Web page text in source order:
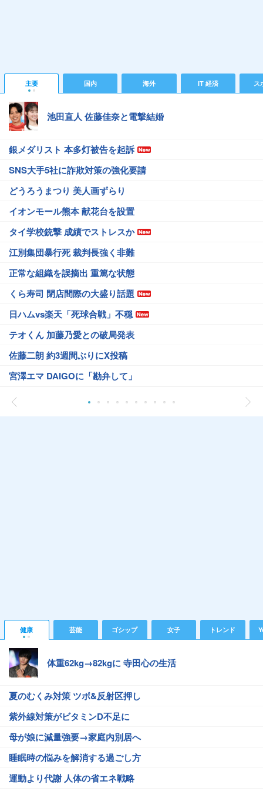
主要 国内 海外 IT 経済 ス
池田直人 佐藤佳奈と電撃結婚
銀メダリスト 本多灯被告を起訴
SNS大手5社に詐欺対策の強化要請
どうろうまつり 美人画ずらり
イオンモール熊本 献花台を設置
タイ学校銃撃 成績でストレスか
江別集団暴行死 裁判長強く非難
正常な組織を誤摘出 重篤な状態
くら寿司 閉店間際の大盛り話題
日ハムvs楽天「死球合戦」不穏
テオくん 加藤乃愛との破局発表
佐藤二朗 約3週間ぶりにX投稿
宮澤エマ DAIGOに「勘弁して」
健康 芸能 ゴシップ 女子 トレンド
体重62kg→82kgに 寺田心の生活
夏のむくみ対策 ツボ&反射区押し
紫外線対策がビタミンD不足に
母が娘に減量強要→家庭内別居へ
睡眠時の悩みを解消する過ごし方
運動より代謝 人体の省エネ戦略